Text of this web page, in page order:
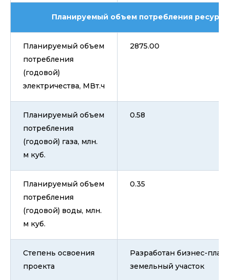
Планируемый объем потребления
Планируемый объем
потребления
(годовой)
электричества, МВт.ч
2875.00
Планируемый объем
потребления
(годовой) газа, млн.
м куб.
0.58
Планируемый объем
потребления
(годовой) воды, млн.
м куб.
0.35
Степень освоения
проекта
Разработан бизнес-
земельный участок